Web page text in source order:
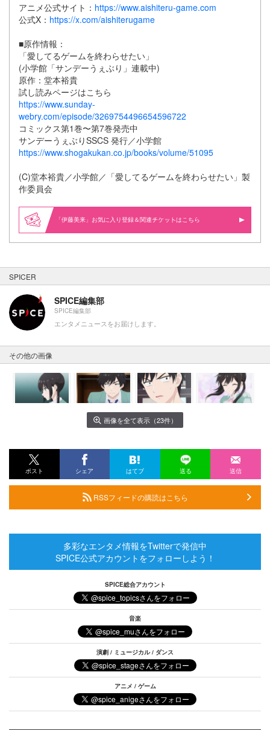
アニメ公式サイト： https://www.aishiteru-game.com
公式X： https://x.com/aishiterugame
■原作情報：
「愛してるゲームを終わらせたい」
(小学館「サンデーうぇぶり」連載中)
原作：堂本裕貴
試し読みページはこちら
https://www.sunday-
webry.com/episode/3269754496654596722
コミックス第1巻〜第7巻発売中
サンデーうぇぶりSSCS 発行／小学館
https://www.shogakukan.co.jp/books/volume/51095
(C)堂本裕貴／小学館／「愛してるゲームを終わらせたい」製
作委員会
「伊藤美来」お気に入り登録＆関連 はこちら
SPICER
SPICE編集部
SPICE編集部
エンタメニュースをお届けします。
その他の画像
画像を全て表示（23件）
ポスト シェア はてブ 送る 送信
RSSフィードの購読はこちら
多彩なエンタメ情報をTwitterで発信中
SPICE公式アカウントをフォローしよう！
SPICE総合アカウント
音楽
演劇 / ミュージカル / ダンス
アニメ / ゲーム